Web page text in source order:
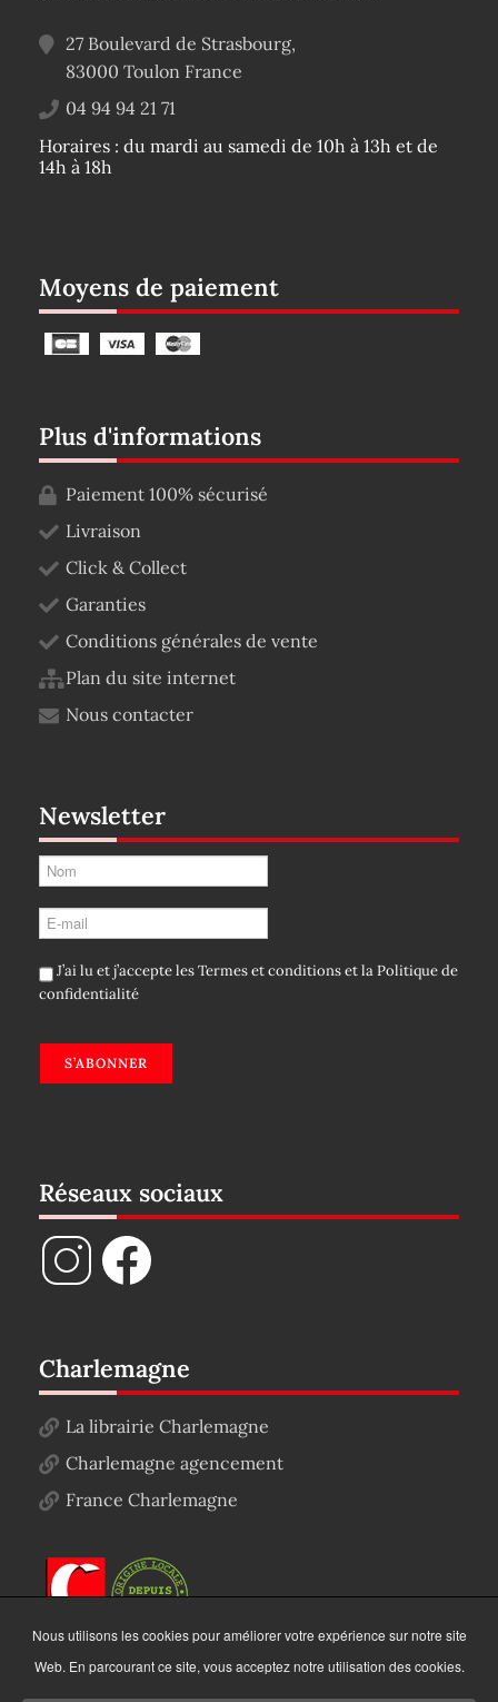
27 Boulevard de Strasbourg,
83000 Toulon France
04 94 94 21 71
Horaires : du mardi au samedi de 10h à 13h et de
14h à 18h
Moyens de paiement
Plus d'informations
Paiement 100% sécurisé
Livraison
Click & Collect
Garanties
Conditions générales de vente
Plan du site internet
Nous contacter
Newsletter
J’ai lu et j’accepte lesTermes et conditionset laPolitique de
confidentialité
S’ABONNER
Réseaux sociaux
Charlemagne
La librairie Charlemagne
Charlemagne agencement
France Charlemagne
Nous utilisons les cookies pour améliorer votre expérience sur notre site
Web. En parcourant ce site, vous acceptez notre utilisation des cookies.